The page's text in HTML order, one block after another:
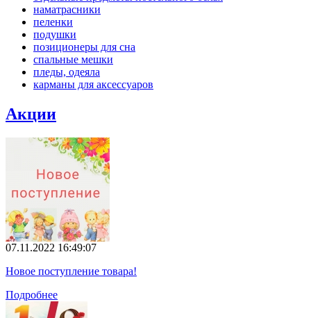
наматрасники
пеленки
подушки
позиционеры для сна
спальные мешки
пледы, одеяла
карманы для аксеcсуаров
Акции
07.11.2022 16:49:07
Новое поступление товара!
Подробнее